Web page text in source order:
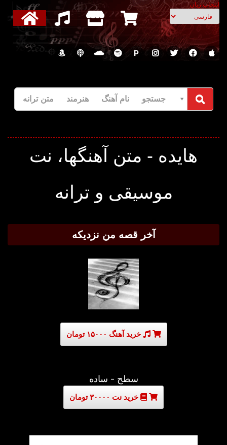
انتخاب زبان
P
جستجو نام آهنگ هنرمند متن ترانه
هایده - متن آهنگها، نت
موسیقی و ترانه
آخر قصه من نزدیکه
خرید آهنگ ۱۵۰۰۰ تومان
سطح - ساده
خرید نت ۳۰۰۰۰ تومان